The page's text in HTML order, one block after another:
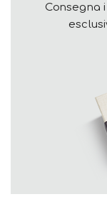
Consegna